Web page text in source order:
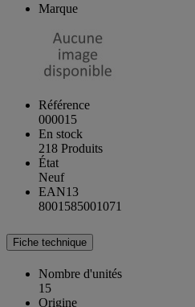
Marque
Référence
000015
En stock
218 Produits
État
Neuf
EAN13
8001585001071
Fiche technique
Nombre d'unités
15
Origine